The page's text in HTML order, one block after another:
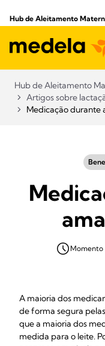
Hub de Aleitamento
Hub de Aleitamento
Artigos sobre
Medicação durante
Momento
A maioria dos
de forma segura
que a maioria dos
medida para o leite.